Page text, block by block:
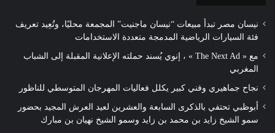
نيسان مصر تبدأ مبيعات “نيسان ماجنيت” المجمعة محليًا، وتُعِيد تعريف
فئة السيارات الرياضية المدمجة متعددة الاستخدامات
مع « The Next Ad » ، إنوي يُسند حملته الإعلانية المقبلة إلى الشباب
المغربي
نجاح جماهيري وفني كبير يكلل فعاليات المهرجان المتوسطي للناظور
أبوظبي تحتفي بالذكرى السابعة والعشرين لعيد العرش المجيد بحضور
سمو الشيخ زايد بن محمد بن زايد وسمو الشيخ نهيان بن مبارك